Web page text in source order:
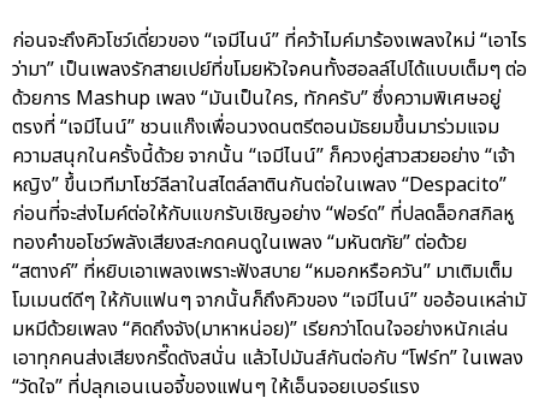
ก่อนจะถึงคิวโชว์เดี่ยวของ “เจมีไนน์” ที่คว้าไมค์มาร้องเพลงใหม่ “เอาไร
ว่ามา” เป็นเพลงรักสายเปย์ที่ขโมยหัวใจคนทั้งฮอลล์ไปได้แบบเต็มๆ ต่อ
ด้วยการ Mashup เพลง “มันเป็นใคร, ทักครับ” ซึ่งความพิเศษอยู่
ตรงที่ “เจมีไนน์” ชวนแก๊งเพื่อนวงดนตรีตอนมัธยมขึ้นมาร่วมแจม
ความสนุกในครั้งนี้ด้วย จากนั้น “เจมีไนน์” ก็ควงคู่สาวสวยอย่าง “เจ้า
หญิง” ขึ้นเวทีมาโชว์ลีลาในสไตล์ลาตินกันต่อในเพลง “Despacito”
ก่อนที่จะส่งไมค์ต่อให้กับแขกรับเชิญอย่าง “ฟอร์ด” ที่ปลดล็อกสกิลหู
ทองคำขอโชว์พลังเสียงสะกดคนดูในเพลง “มหันตภัย” ต่อด้วย
“สตางค์” ที่หยิบเอาเพลงเพราะฟังสบาย “หมอกหรือควัน” มาเติมเต็ม
โมเมนต์ดีๆ ให้กับแฟนๆ จากนั้นก็ถึงคิวของ “เจมีไนน์” ขออ้อนเหล่ามั
มหมีด้วยเพลง “คิดถึงจัง(มาหาหน่อย)” เรียกว่าโดนใจอย่างหนักเล่น
เอาทุกคนส่งเสียงกรี๊ดดังสนั่น แล้วไปมันส์กันต่อกับ “โฟร์ท” ในเพลง
“วัดใจ” ที่ปลุกเอนเนอจี้ของแฟนๆ ให้เอ็นจอยเบอร์แรง